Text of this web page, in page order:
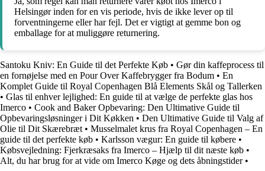
Helsingør inden for en vis periode, hvis de ikke lever op til
forventningerne eller har fejl. Det er vigtigt at gemme bon og
emballage for at muliggøre returnering.
Santoku Kniv: En Guide til det Perfekte Køb • Gør din kaffeprocess til
en fornøjelse med en Pour Over Kaffebrygger fra Bodum • En
Komplet Guide til Royal Copenhagen Blå Elements Skål og Tallerken
• Glas til enhver lejlighed: En guide til at vælge de perfekte glas hos
Imerco • Cook and Baker Opbevaring: Den Ultimative Guide til
Opbevaringsløsninger i Dit Køkken • Den Ultimative Guide til Valg af
Olie til Dit Skærebræt • Musselmalet krus fra Royal Copenhagen – En
guide til det perfekte køb • Karlsson vægur: En guide til købere •
Købsvejledning: Fjerkræsaks fra Imerco – Hjælp til dit næste køb •
Alt, du har brug for at vide om Imerco Køge og dets åbningstider•